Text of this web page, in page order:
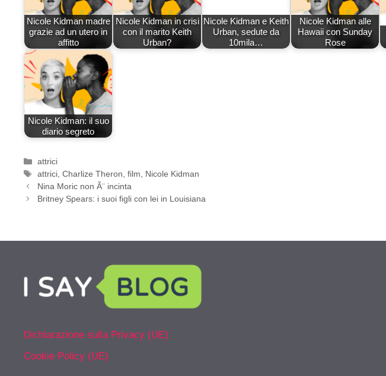
Nicole Kidman madre
grazie ad un utero in
affitto
Nicole Kidman in crisi
con il marito Keith
Urban?
Nicole Kidman e Keith
Urban, sedute da
10mila…
Nicole Kidman alle
Hawaii con Sunday
Rose
Nicole Kidman: il suo
diario segreto
Categorie
attrici
Tag
attrici,Charlize Theron,film, Nicole Kidman
Nina Moric non Ã¨ incinta
Britney Spears: i suoi figli con lei in Louisiana
Dichiarazione sulla Privacy (UE)
Cookie Policy (UE)